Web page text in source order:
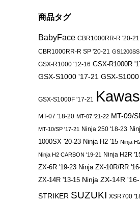
商品タグ
BabyFace CBR1000RR-R '20-21
CBR1000RR-R SP '20-21
GSX-R1000 '12-16 GSX-R1000R
GSX-S1000 '17-21 GSX-
GSX-S1000F '17-21
MT-07 '18-20 MT-07 '21-22 MT-09/
MT-10/SP '17-21 Ninja 250 '18-23
1000SX '20-23 Ninja H2 '15 Ninja
Ninja H2 CARBON '19-21 Ninja H2R
ZX-6R '19-23 Ninja ZX-10R/RR
ZX-14R '13-15 Ninja ZX-14R
STRIKER SUZUKI XSR700